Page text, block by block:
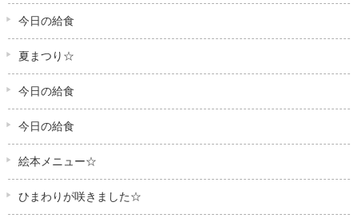
今日の給食
夏まつり☆
今日の給食
今日の給食
絵本メニュー☆
ひまわりが咲きました☆